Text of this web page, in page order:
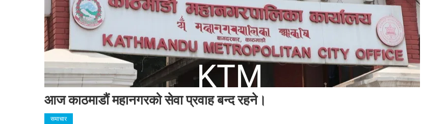
आज काठमाडौं महानगरको सेवा प्रवाह बन्द रहने।
समाचार